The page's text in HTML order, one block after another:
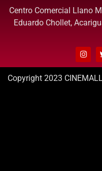
Centro Comercial Llano
Eduardo Chollet,
Copyright 2023